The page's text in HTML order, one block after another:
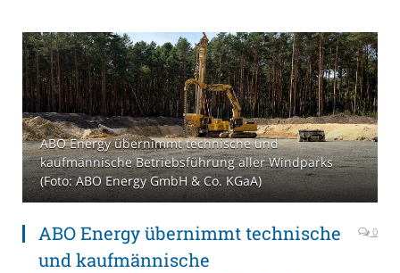
ABO Energy übernimmt technische und
kaufmännische Betriebsführung aller Windparks
(Foto: ABO Energy GmbH & Co. KGaA)
ABO Energy übernimmt technische
und kaufmännische
0